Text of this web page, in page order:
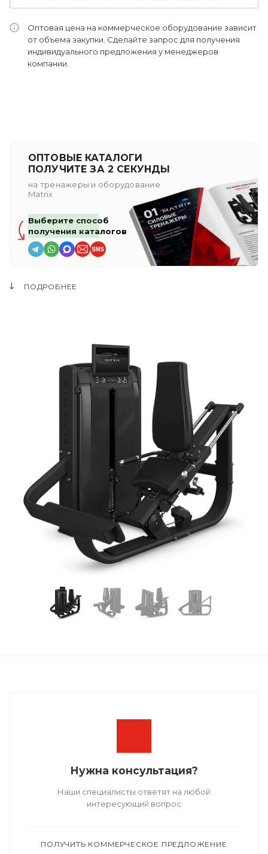
Оптовая цена на коммерческое оборудование зависит
от объема закупки. Сделайте запрос для получения
индивидуального предложения у менеджеров
компании.
ОПТОВЫЕ КАТАЛОГИ
ПОЛУЧИТЕ ЗА 2 СЕКУНДЫ
на тренажеры и оборудование
Matrix
Выберите способ
получения каталогов
ПОДРОБНЕЕ
Нужна консультация?
Наши специалисты ответят на любой
интересующий вопрос
ПОЛУЧИТЬ КОММЕРЧЕСКОЕ ПРЕДЛОЖЕНИЕ